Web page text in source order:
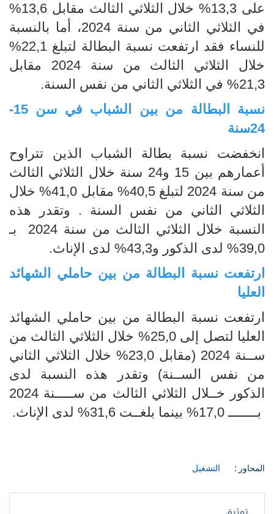
على 13,3% خلال الثلاثي الثالث مقابل 13,6%
في الثلاثي الثاني من سنة 2024، أما بالنسبة
للنساء فقد ارتفعت نسبة البطالة لتبلغ 22,1%
خلال الثلاثي الثالث من سنة 2024 مقابل
21,3% في الثلاثي الثاني من نفس السنة.
نسبة البطالة من بين الشباب في سن 15-
24سنة
انخفضت نسبة بطالة الشباب الذين تتراوح
أعمارهم بين 15 و24 سنة خلال الثلاثي الثالث
من سنة 2024 لتبلغ 40,5% مقابل 41,0% خلال
الثلاثي الثاني من نفس السنة . وتقدر هذه
النسبة خلال الثلاثي الثالث من سنة 2024 بـ
39,0% لدى الذكور و43,3% لدى الإناث.
ارتفعت نسبة البطالة من بين حاملي الشهائد
العليا
ارتفعت نسبة البطالة من بين حاملي الشهائد
العليا لتصل إلى 25,0% خلال الثلاثي الثالث من
ســنة 2024 (مقابل 23,0% خلال الثلاثي الثاني
من نفس الســنة) وتقدر هذه النسبة لدى
الذكور خــلال الثلاثي الثالث من ســـــنة 2024
بــــــــ 17,0% بينما بلغــت 31,6% لدى الإناث.
المحاور : التشغيل